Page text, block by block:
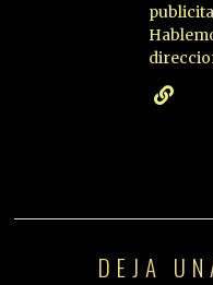
DEJA